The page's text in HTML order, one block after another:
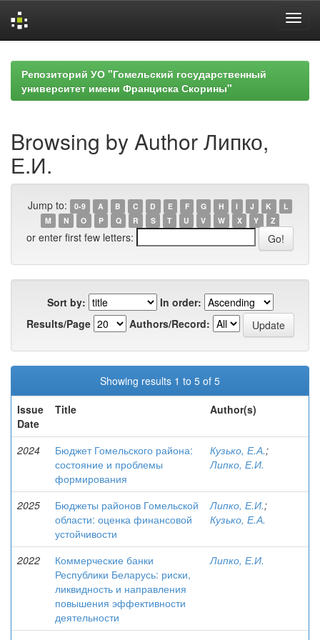
navigationРепозиторий УО "Гомельский государственный
университет имени Франциска Скорины"
Browsing by Author Липко,
Е.И.
Jump to: 0-9 A B C D E F G H I J K
L
M
N O P Q R S T U V W X Y Z
or enter first few letters:
Sort by:
In order:
Results/Page
Authors/Record:
Showing results 1 to 5 of 5
Issue
Date
Title Author(s)
2024
Бюджет Гомельского района:
состояние и проблемы
формирования
Кузько, Е.А.;
Липко, Е.И.
2025
Бюджеты районов Гомельской
области: оценка финансовой
устойчивости
Липко, Е.И.;
Кузько, Е.А.
2022
Коммерческие банки
Республики Беларусь: риски,
ликвидность и направления
повышения эффективности
деятельности
Липко, Е.И.